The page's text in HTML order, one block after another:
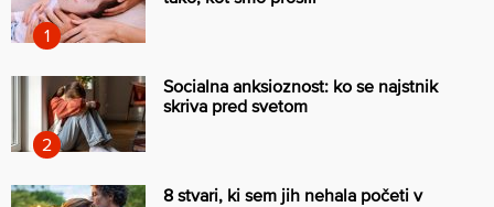
Socialna anksioznost: ko se najstnik
skriva pred svetom
8 stvari, ki sem jih nehala početi v